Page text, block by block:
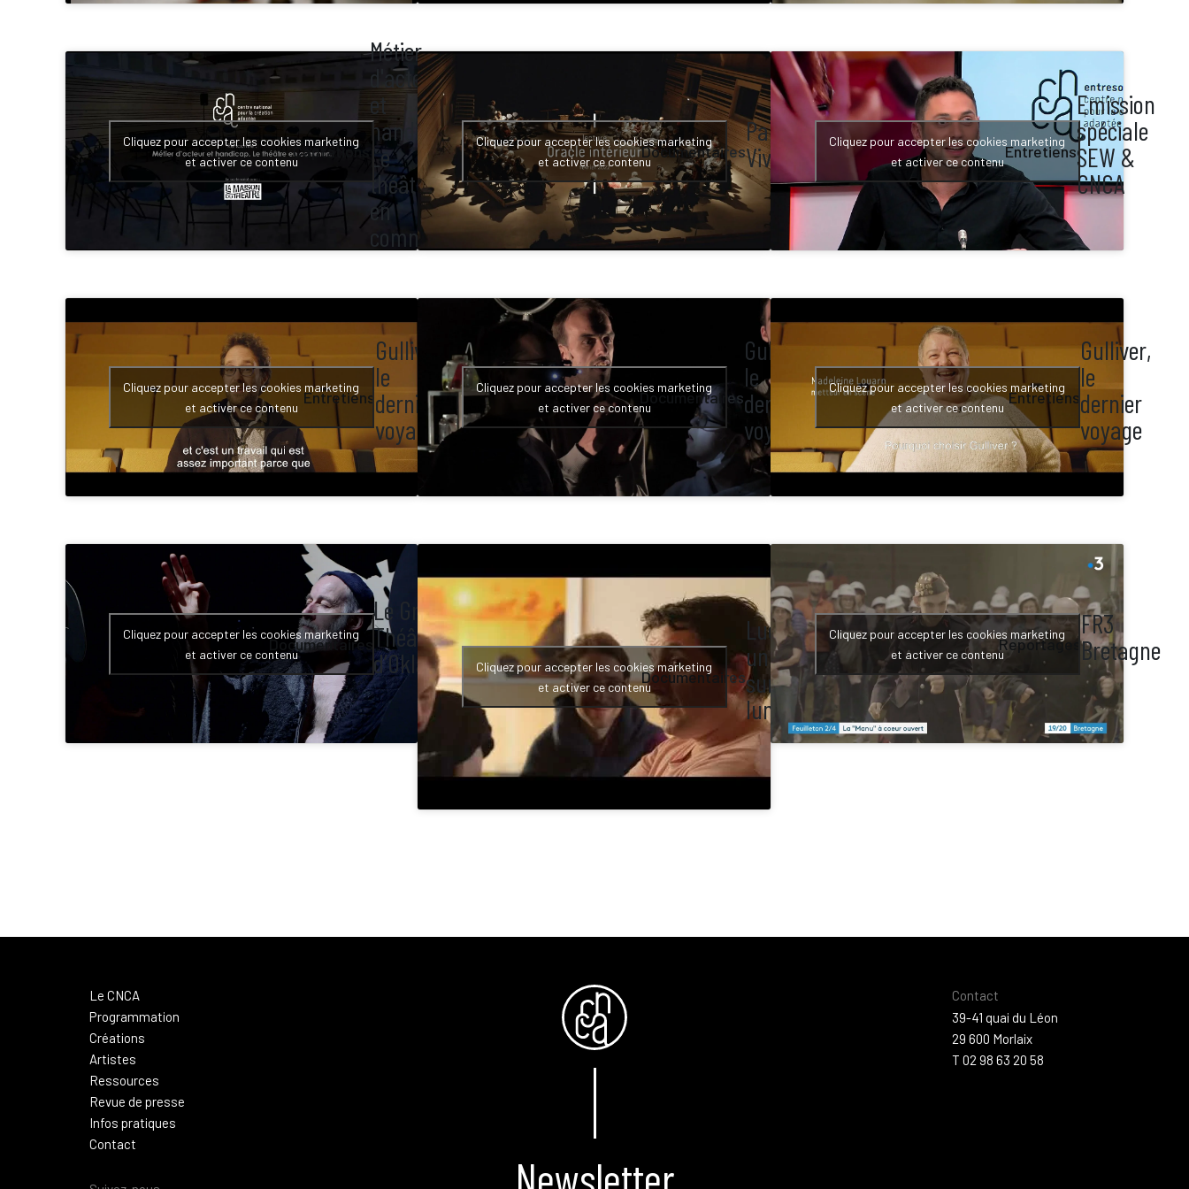
Captations
Métier
d'acteur
et
handicap.
Le
théâtre
en
commun.
Cliquez pour accepter les cookies marketing
et activer ce contenu
Documentaires
Paroles
Vives
Cliquez pour accepter les cookies marketing
et activer ce contenu
Entretiens
Emission
spéciale
SEW &
CNCA
Cliquez pour accepter les cookies marketing
et activer ce contenu
Entretiens
Gulliver,
le
dernier
voyage
Cliquez pour accepter les cookies marketing
et activer ce contenu
Documentaires
Gulliver,
le
dernier
voyage
Cliquez pour accepter les cookies marketing
et activer ce contenu
Entretiens
Gulliver,
le
dernier
voyage
Cliquez pour accepter les cookies marketing
et activer ce contenu
Documentaires
Le Grand
Théâtre
d’Oklahama
Cliquez pour accepter les cookies marketing
et activer ce contenu
Documentaires
Ludwig,
un roi
sur la
lune
Cliquez pour accepter les cookies marketing
et activer ce contenu
Reportages
FR3
Bretagne
Cliquez pour accepter les cookies marketing
et activer ce contenu
Le CNCA
Programmation
Créations
Artistes
Ressources
Revue de presse
Infos pratiques
Contact
Newsletter
Contact
39-41 quai du Léon
29 600 Morlaix
T 02 98 63 20 58